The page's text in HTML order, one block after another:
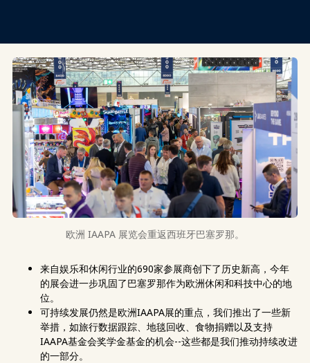
欧洲 IAAPA 展览会重返西班牙巴塞罗那。
来自娱乐和休闲行业的690家参展商创下了历史新高，今年
的展会进一步巩固了巴塞罗那作为欧洲休闲和科技中心的地
位。
可持续发展仍然是欧洲IAAPA展的重点，我们推出了一些新
举措，如旅行数据跟踪、地毯回收、食物捐赠以及支持
IAAPA基金会奖学金基金的机会--这些都是我们推动持续改进
的一部分。